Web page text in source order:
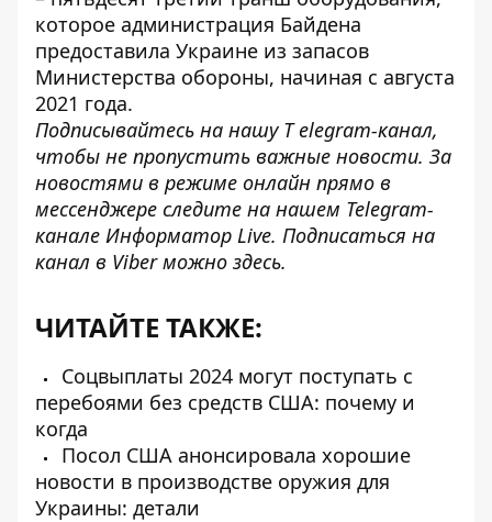
которое администрация Байдена
предоставила Украине из запасов
Министерства обороны, начиная с августа
2021 года.
Подписывайтесь на нашу T elegram-канал,
чтобы не пропустить важные новости. За
новостями в режиме онлайн прямо в
мессенджере следите на нашем Telegram-
канале Информатор Live. Подписаться на
канал в Viber можно здесь.
ЧИТАЙТЕ ТАКЖЕ:
Соцвыплаты 2024 могут поступать с
перебоями без средств США: почему и
когда
Посол США анонсировала хорошие
новости в производстве оружия для
Украины: детали